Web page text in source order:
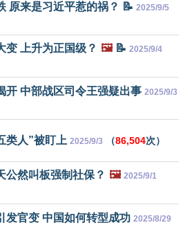
原来是习近平惹的祸？ 📝 2025/9/5
变 上升为正国级？ 🖼️📝 2025/9/4
开 中部战区司令王强疑出事 2025/9/3
类人”被盯上 2025/9/3 （86,504次）
公然叫板强制社保？ 🖼️ 2025/9/1
发官变 中国如何转型成功 2025/8/29